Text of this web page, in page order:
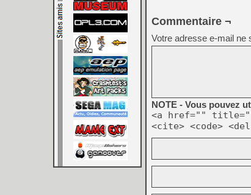
Commentaire ¬
Votre adresse e-mail ne
NOTE - Vous pouvez
<a href=""
<cite> <code>